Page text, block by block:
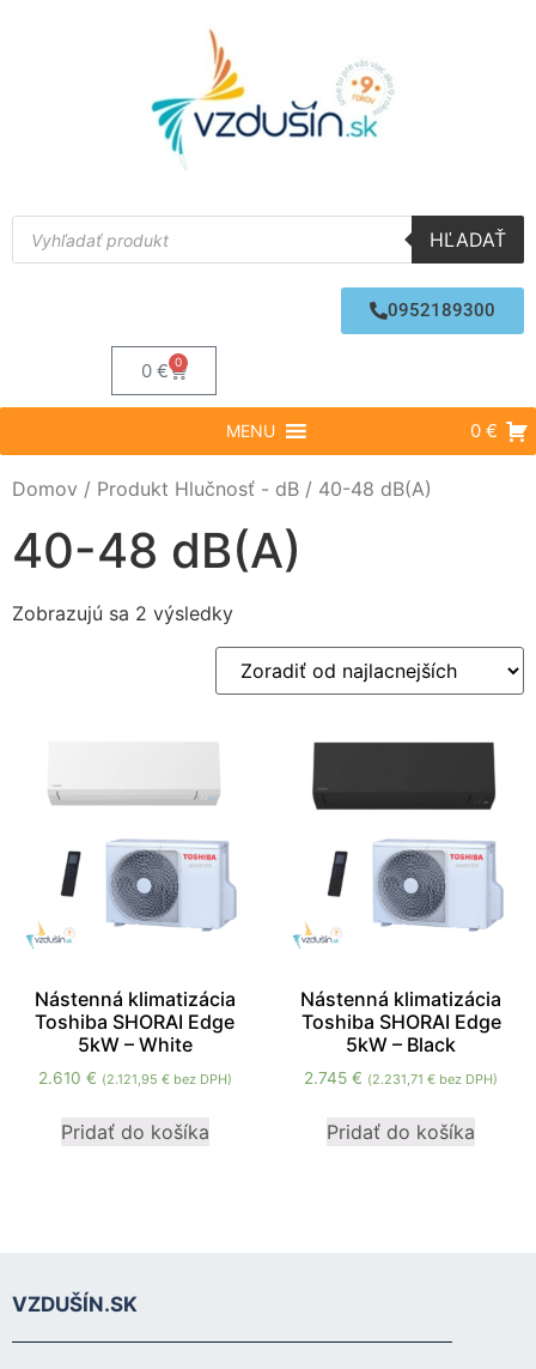
HĽADAŤ
0952189300
0€ 0
MENU 0 €
Domov / Produkt Hlučnosť - dB / 40-48 dB(A)
40-48 dB(A)
Zobrazujú sa 2 výsledky
Nástenná klimatizácia
Toshiba SHORAI Edge
5kW – White
2.610 € (2.121,95 €bez DPH)
Pridať do košíka
Nástenná klimatizácia
Toshiba SHORAI Edge
5kW – Black
2.745€ (2.231,71€ bez DPH)
Pridať do košíka
VZDUŠÍN.SK
Nevyhnutné
cookie nie sú
voliteľné. Sú
potrebné pre
fungovanie
webovej
Štatistiky
Aby sme
funkčnosť